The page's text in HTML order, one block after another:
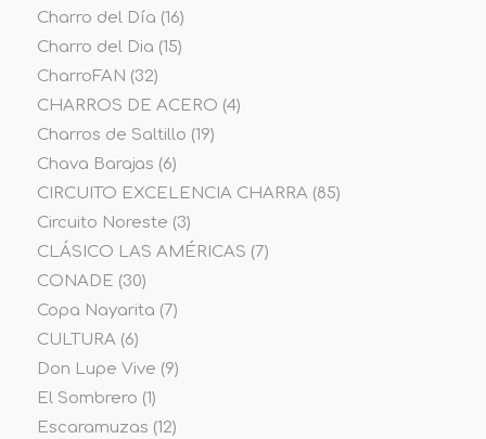
Charro del Día (16)
Charro del Dia (15)
CharroFAN (32)
CHARROS DE ACERO (4)
Charros de Saltillo (19)
Chava Barajas (6)
CIRCUITO EXCELENCIA CHARRA(85)
Circuito Noreste (3)
CLÁSICO LAS AMÉRICAS (7)
CONADE (30)
Copa Nayarita (7)
CULTURA(6)
Don Lupe Vive (9)
El Sombrero (1)
Escaramuzas (12)